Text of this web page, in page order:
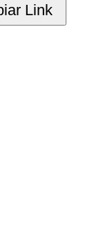
Link